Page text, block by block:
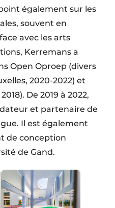
également sur les
souvent en
avec les arts
Kerremans a
Open Oproep (divers
2020-2022) et
De 2019 à 2022,
et partenaire de
Il est également
de conception
de Gand.